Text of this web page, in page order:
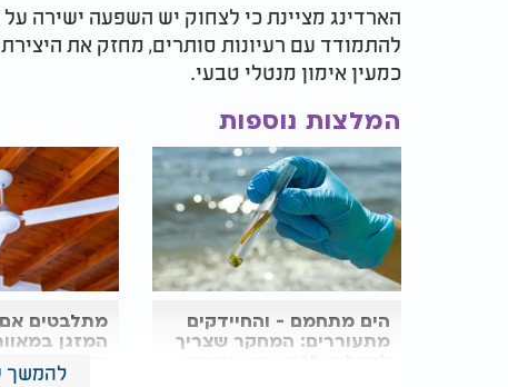
הארדינג מציינת כי לצחוק יש השפעה ישירה
להתמודד עם רעיונות סותרים, מחזק את
כמעין אימון מנטלי טבעי.
המלצות נוספות
הים מתחמם - והחיידקים
מתעוררים: המחקר שצריך
מתלבטים
המזגן
כדאילהמשך